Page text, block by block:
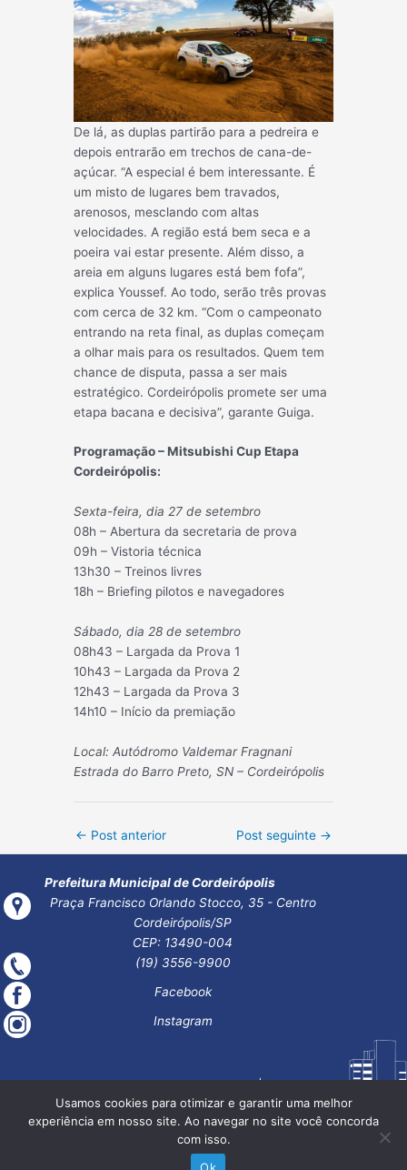
De lá, as duplas partirão para a pedreira e
depois entrarão em trechos de cana-de-
açúcar. “A especial é bem interessante. É
um misto de lugares bem travados,
arenosos, mesclando com altas
velocidades. A região está bem seca e a
poeira vai estar presente. Além disso, a
areia em alguns lugares está bem fofa”,
explica Youssef. Ao todo, serão três provas
com cerca de 32 km. “Com o campeonato
entrando na reta final, as duplas começam
a olhar mais para os resultados. Quem tem
chance de disputa, passa a ser mais
estratégico. Cordeirópolis promete ser uma
etapa bacana e decisiva”, garante Guiga.
Programação – Mitsubishi Cup Etapa
Cordeirópolis:
Sexta-feira, dia 27 de setembro
08h – Abertura da secretaria de prova
09h – Vistoria técnica
13h30 – Treinos livres
18h – Briefing pilotos e navegadores
Sábado, dia 28 de setembro
08h43 – Largada da Prova 1
10h43 – Largada da Prova 2
12h43 – Largada da Prova 3
14h10 – Início da premiação
Local: Autódromo Valdemar Fragnani
Estrada do Barro Preto, SN – Cordeirópolis
Post
← Post anterior Post seguinte →
Prefeitura Municipal de Cordeirópolis
Praça Francisco Orlando Stocco, 35 - Centro
Cordeirópolis/SP
CEP: 13490-004
(19) 3556-9900
Facebook
Instagram
Usamos cookies para otimizar e garantir uma melhor
experiência em nosso site. Ao navegar no site você concorda
com isso.
Ok